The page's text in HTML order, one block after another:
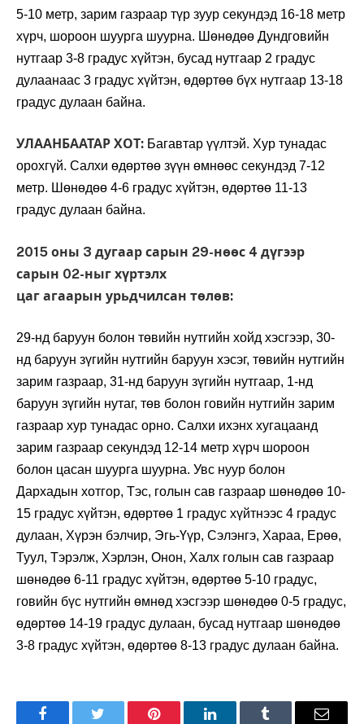
5-10 метр, зарим газраар түр зуур секундэд 16-18 метр
хүрч, шороон шуурга шуурна. Шөнөдөө Дундговийн
нутгаар 3-8 градус хүйтэн, бусад нутгаар 2 градус
дулаанаас 3 градус хүйтэн, өдөртөө бүх нутгаар 13-18
градус дулаан байна.
УЛААНБААТАР ХОТ: Багавтар үүлтэй. Хур тунадас
орохгүй. Салхи өдөртөө зүүн өмнөөс секундэд 7-12
метр. Шөнөдөө 4-6 градус хүйтэн, өдөртөө 11-13
градус дулаан байна.
2015 оны 3 дугаар сарын 29-нөөс 4 дүгээр
сарын 02-ныг хүртэлх
цаг агаарын урьдчилсан төлөв:
29-нд баруун болон төвийн нутгийн хойд хэсгээр, 30-
нд баруун зүгийн нутгийн баруун хэсэг, төвийн нутгийн
зарим газраар, 31-нд баруун зүгийн нутгаар, 1-нд
баруун зүгийн нутаг, төв болон говийн нутгийн зарим
газраар хур тунадас орно. Салхи ихэнх хугацаанд
зарим газраар секундэд 12-14 метр хүрч шороон
болон цасан шуурга шуурна. Увс нуур болон
Дархадын хотгор, Тэс, голын сав газраар шөнөдөө 10-
15 градус хүйтэн, өдөртөө 1 градус хүйтнээс 4 градус
дулаан, Хүрэн бэлчир, Эгь-Үүр, Сэлэнгэ, Хараа, Ерөө,
Туул, Тэрэлж, Хэрлэн, Онон, Халх голын сав газраар
шөнөдөө 6-11 градус хүйтэн, өдөртөө 5-10 градус,
говийн бүс нутгийн өмнөд хэсгээр шөнөдөө 0-5 градус,
өдөртөө 14-19 градус дулаан, бусад нутгаар шөнөдөө
3-8 градус хүйтэн, өдөртөө 8-13 градус дулаан байна.